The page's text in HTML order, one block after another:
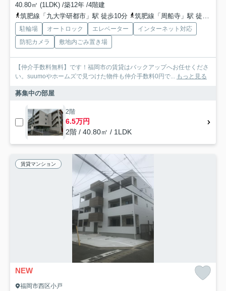
40.80㎡ (1LDK) /築12年 /4階建
筑肥線「九大学研都市」駅 徒歩10分
筑肥線「周船寺」駅 徒歩17分
駐輪場 オートロック エレベーター
インターネット対応
防犯カメラ
敷地内ごみ置き場
【仲介手数料無料】です！福岡市の賃貸はバックアップへお任せくださ
い。suumoやホームズで見つけた物件も仲介手数料0円で... もっと見る
募集中の部屋
2階
6.5万円
2階 / 40.80㎡ / 1LDK
賃貸マンション
NEW
福岡市西区小戸